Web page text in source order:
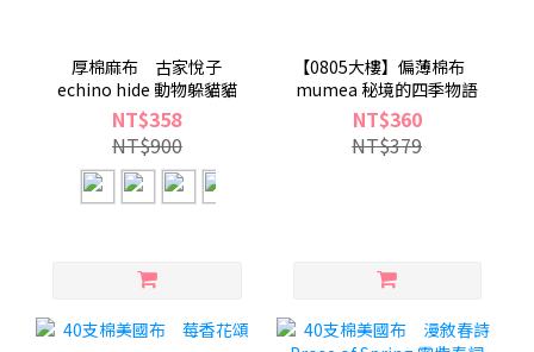
厚棉麻布 古家悅子
echino hide 動物躲貓貓
NT$358
NT$900
【0805大樓】偏薄棉布
mumea 秘境的四季物語
NT$360
NT$379